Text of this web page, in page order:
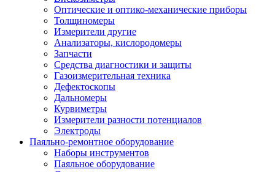
Оптические и оптико-механические приборы
Толщиномеры
Измерители другие
Анализаторы, кислородомеры
Запчасти
Средства диагностики и защиты
Газоизмерительная техника
Дефектоскопы
Дальномеры
Курвиметры
Измерители разности потенциалов
Электроды
Паяльно-ремонтное оборудование
Наборы инструментов
Паяльное оборудование